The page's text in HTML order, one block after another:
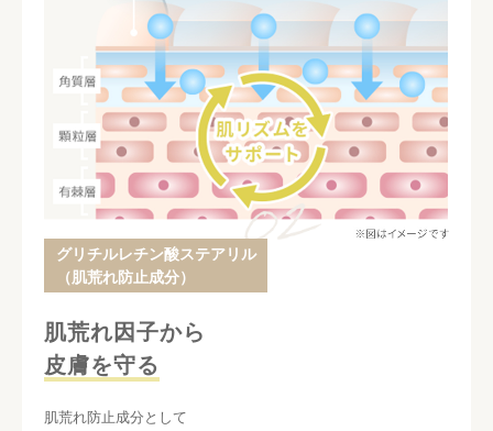
グリチルレチン酸ステアリル
（肌荒れ防止成分）
肌荒れ因子から
皮膚を守る
肌荒れ防止成分として